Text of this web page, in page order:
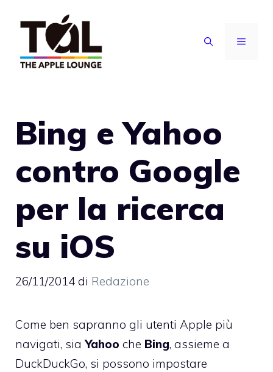
contenuto
MENU
Bing e Yahoo
contro Google
per la ricerca
su iOS
26/11/2014 di Redazione
Come ben sapranno gli utenti Apple più
navigati, siaYahoo che Bing, assieme a
DuckDuckGo, si possono impostare